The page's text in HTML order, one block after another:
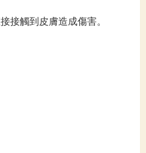
接觸到皮膚造成傷害。